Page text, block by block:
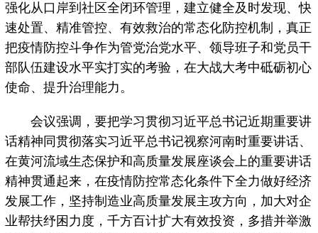
强化从口岸到社区全闭环管理，建立健全及时发现、快
速处置、精准管控、有效救治的常态化防控机制，真正
把疫情防控斗争作为管党治党水平、领导班子和党员干
部队伍建设水平实打实的考验，在大战大考中砥砺初心
使命、提升治理能力。
会议强调，要把学习贯彻习近平总书记近期重要讲
话精神同贯彻落实习近平总书记视察河南时重要讲话、
在黄河流域生态保护和高质量发展座谈会上的重要讲话
精神贯通起来，在疫情防控常态化条件下全力做好经济
发展工作，坚持制造业高质量发展主攻方向，加大对企
业帮扶纾困力度，千方百计扩大有效投资，多措并举激